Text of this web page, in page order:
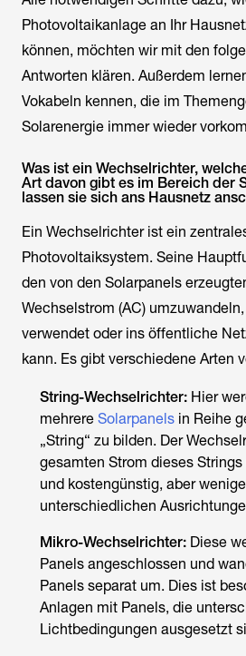
Photovoltaikanlage an Ihr
können, möchten wir mit den
Antworten klären. Außerdem
Vokabeln kennen, die im
Solarenergie immer wieder
Was ist ein Wechselrichter,
Art davon gibt es im Bereich der
lassen sie sich ans Hausnetz
Ein Wechselrichter ist ein
Photovoltaiksystem. Seine
den von den Solarpanels
Wechselstrom (AC)
verwendet oder ins öffentliche
kann. Es gibt verschiedene Arten
String-Wechselrichter: Hier
mehrere Solarpanels in Reihe
„String“ zu bilden. Der
gesamten Strom dieses
und kostengünstig, aber
unterschiedlichen
Mikro-Wechselrichter: Diese
Panels angeschlossen und
Panels separat um. Dies ist
Anlagen mit Panels, die
Lichtbedingungen ausgesetzt